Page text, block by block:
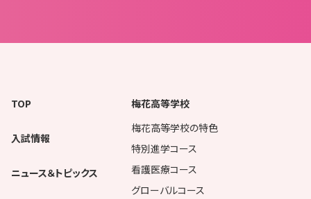
TOP
入試情報
ニュース＆トピックス
梅花高等学校
梅花高等学校の特色
特別進学コース
看護医療コース
グローバルコース